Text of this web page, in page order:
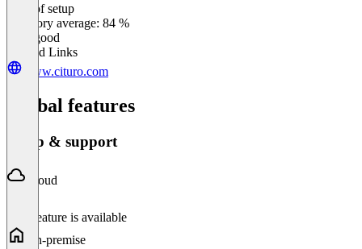
Ease of setup
Category average: 84 %
Very good
Related Links
www.cituro.com
Global features
Setup & support
Cloud
This feature is available
On-premise